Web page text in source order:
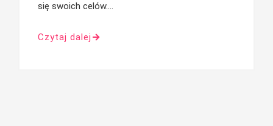
się swoich celów.…
Czytaj dalej